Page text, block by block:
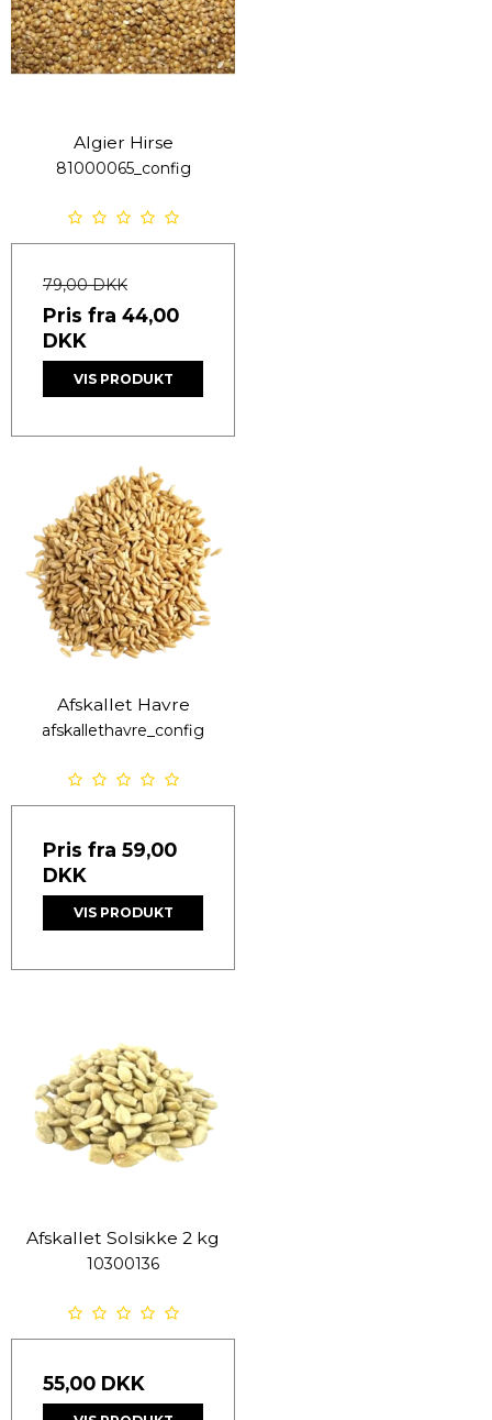
Algier Hirse
81000065_config
79,00 DKK
Pris fra 44,00
DKK
VIS PRODUKT
Afskallet Havre
afskallethavre_config
Pris fra 59,00
DKK
VIS PRODUKT
Afskallet Solsikke 2 kg
10300136
55,00 DKK